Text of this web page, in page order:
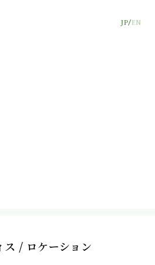
JP EN
ス / ロケーション